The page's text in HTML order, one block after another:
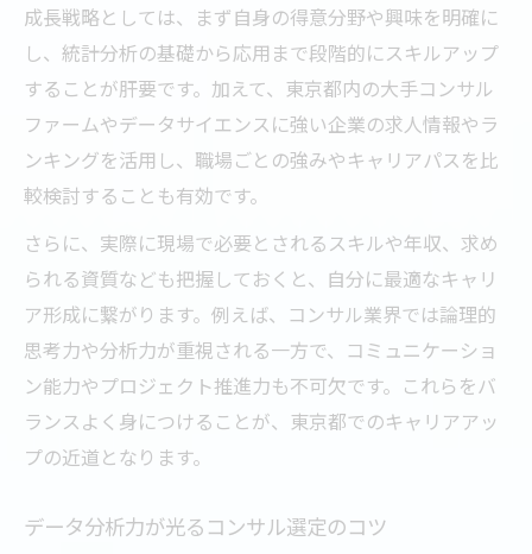
成長戦略としては、まず自身の得意分野や興味を明確に
し、統計分析の基礎から応用まで段階的にスキルアップ
することが肝要です。加えて、東京都内の大手コンサル
ファームやデータサイエンスに強い企業の求人情報やラ
ンキングを活用し、職場ごとの強みやキャリアパスを比
較検討することも有効です。
さらに、実際に現場で必要とされるスキルや年収、求め
られる資質なども把握しておくと、自分に最適なキャリ
ア形成に繋がります。例えば、コンサル業界では論理的
思考力や分析力が重視される一方で、コミュニケーショ
ン能力やプロジェクト推進力も不可欠です。これらをバ
ランスよく身につけることが、東京都でのキャリアアッ
プの近道となります。
データ分析力が光るコンサル選定のコツ